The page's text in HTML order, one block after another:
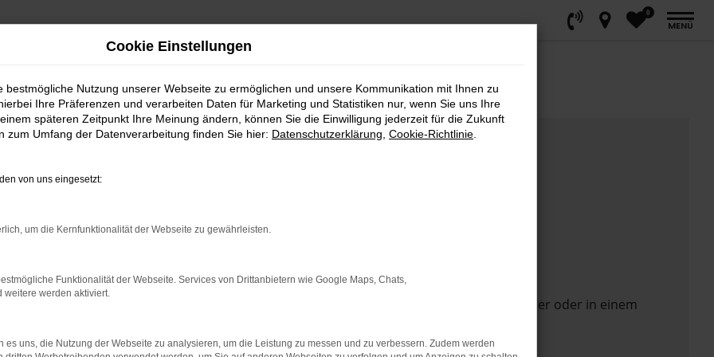
0
MENÜ
das Laden bestimmter Seiten verhindern. Funktioniert die Seite in einem anderen Browser oder in einem
Cookie Einstellungen
bestmögliche Nutzung unserer Webseite zu ermöglichen und unsere Kommunikation mit Ihnen zu
Ihre Präferenzen und verarbeiten Daten für Marketing und Statistiken nur, wenn Sie uns Ihre
späteren Zeitpunkt Ihre Meinung ändern, können Sie die Einwilligung jederzeit für die Zukunft
zum Umfang der Datenverarbeitung finden Sie hier: Datenschutzerklärung Cookie-Richtlinie
von uns eingesetzt:
um die Kernfunktionalität der Webseite zu gewährleisten.
Funktionalität der Webseite. Services von Drittanbietern wie Google Maps, Chats,
weitere werden aktiviert.
es uns, die Nutzung der Webseite zu analysieren, um die Leistung zu messen und zu verbessern. Zudem werden